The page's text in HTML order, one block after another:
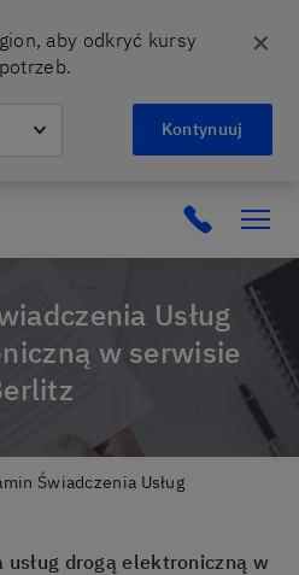
aby odkryć kursy
Kontynuuj
✕
Click to
w serwisie
Świadczenia Usług
usług drogą elektroniczną w